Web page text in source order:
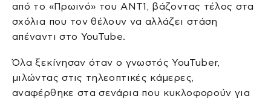
από το «Πρωινό» του ΑΝΤ1, βάζοντας τέλος στα
σχόλια που τον θέλουν να αλλάζει στάση
απέναντι στο YouTube.
Όλα ξεκίνησαν όταν ο γνωστός YouTuber,
μιλώντας στις τηλεοπτικές κάμερες,
αναφέρθηκε στα σενάρια που κυκλοφορούν για